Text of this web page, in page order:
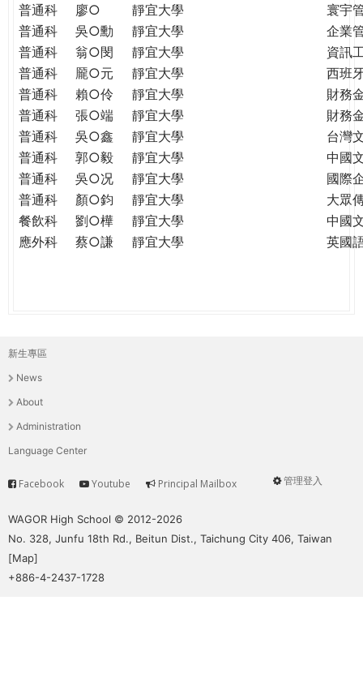
普通科
廖○ 靜宜大學
寰宇
普通科
吳○勳 靜宜大學
企業
普通科
翁○閔 靜宜大學
資訊
普通科
龎○元 靜宜大學
西班
普通科
賴○伶 靜宜大學
財務
普通科
張○端 靜宜大學
財務
普通科
吳○鑫 靜宜大學
台灣
普通科
郭○毅 靜宜大學
中國
普通科
吳○况 靜宜大學
國際
普通科
顏○鈞 靜宜大學
大眾
餐飲科
劉○樺 靜宜大學
中國
應外科
蔡○謙 靜宜大學 英國
主
選
單
新生專區
News
About
Administration
Language Center
User
管理登入
Service
Facebook Youtube Principal Mailbox
WAGOR High School © 2012-2026
No. 328, Junfu 18th Rd., Beitun Dist., Taichung City 406, Taiwan
[Map]
+886-4-2437-1728